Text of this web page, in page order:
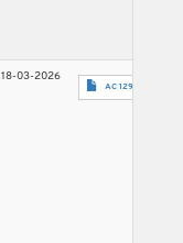
18-03-2026
AC 129 2025 -